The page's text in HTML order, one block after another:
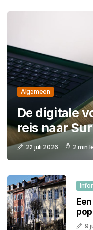
Algemeen
De digitale
reis naar
22 juli 2026 2 min
9